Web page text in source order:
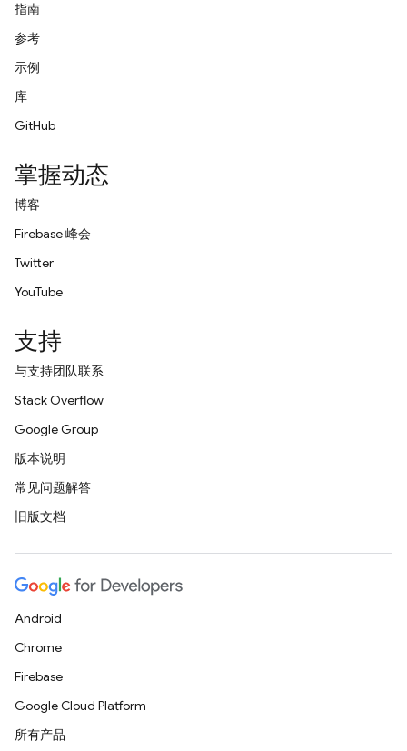
指南
参考
示例
库
GitHub
掌握动态
博客
Firebase 峰会
Twitter
YouTube
支持
与支持团队联系
Stack Overflow
Google Group
版本说明
常见问题解答
旧版文档
Android
Chrome
Firebase
Google Cloud Platform
所有产品